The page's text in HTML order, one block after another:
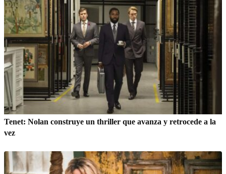
Tenet: Nolan construye un thriller que avanza y retrocede a la
vez